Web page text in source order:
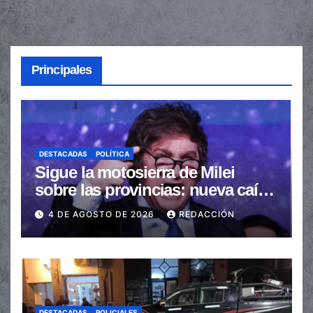
Principales
DESTACADAS POLÍTICA
Sigue la motosierra de Milei
sobre las provincias: nueva caída
de las transferencias no
automáticas
4 DE AGOSTO DE 2026 REDACCIÓN